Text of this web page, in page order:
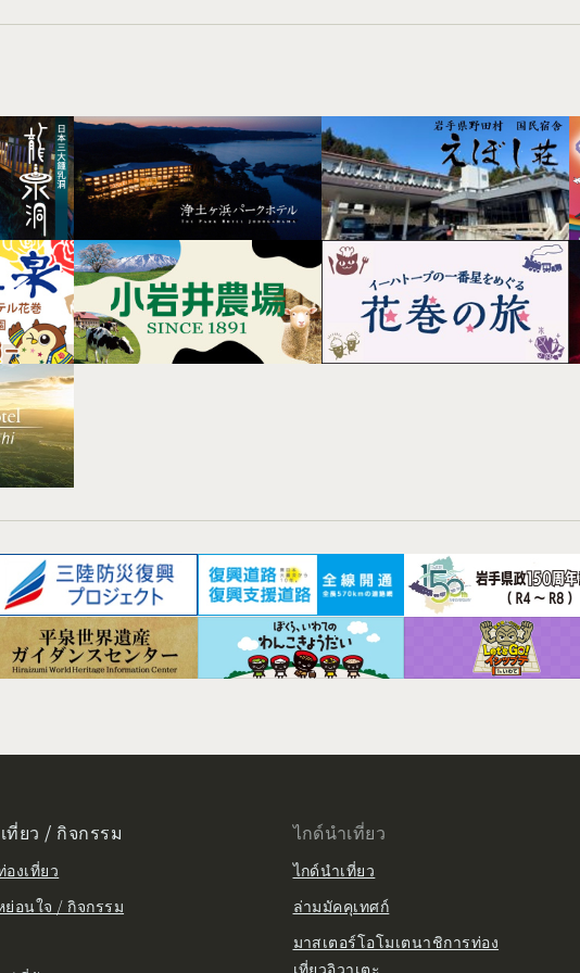
ที่ยว / กิจกรรม
งเที่ยว
อนใจ / กิจกรรม
ไกด์นำเที่ยว
ไกด์นำเที่ยว
ล่ามมัคคุเทศก์
มาสเตอร์โอโมเตนาชิการท่อง
เที่ยวอิวาเตะ